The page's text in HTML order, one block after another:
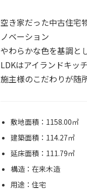
空き家だった中古住宅
ノベーション
やわらかな色を基調と
LDKはアイランドキッ
施主様のこだわりが随
敷地面積：1158.00㎡
建築面積：114.27㎡
延床面積：111.79㎡
構造：在来木造
用途：住宅